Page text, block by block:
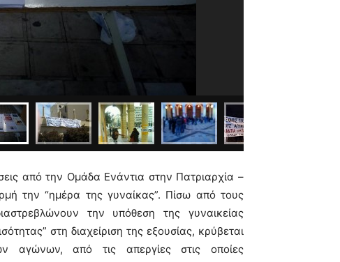
από την Ομάδα Ενάντια στην Πατριαρχία –
την “ημέρα της γυναίκας”. Πίσω από τους
την υπόθεση της γυναικείας
στη διαχείριση της εξουσίας, κρύβεται
αγώνων, από τις απεργίες στις οποίες